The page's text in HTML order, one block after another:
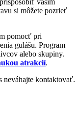
si môžete pozrieť
pomocť pri
gulášu. Program
alebo skupiny.
atrakcií.
neváhajte kontaktovať.